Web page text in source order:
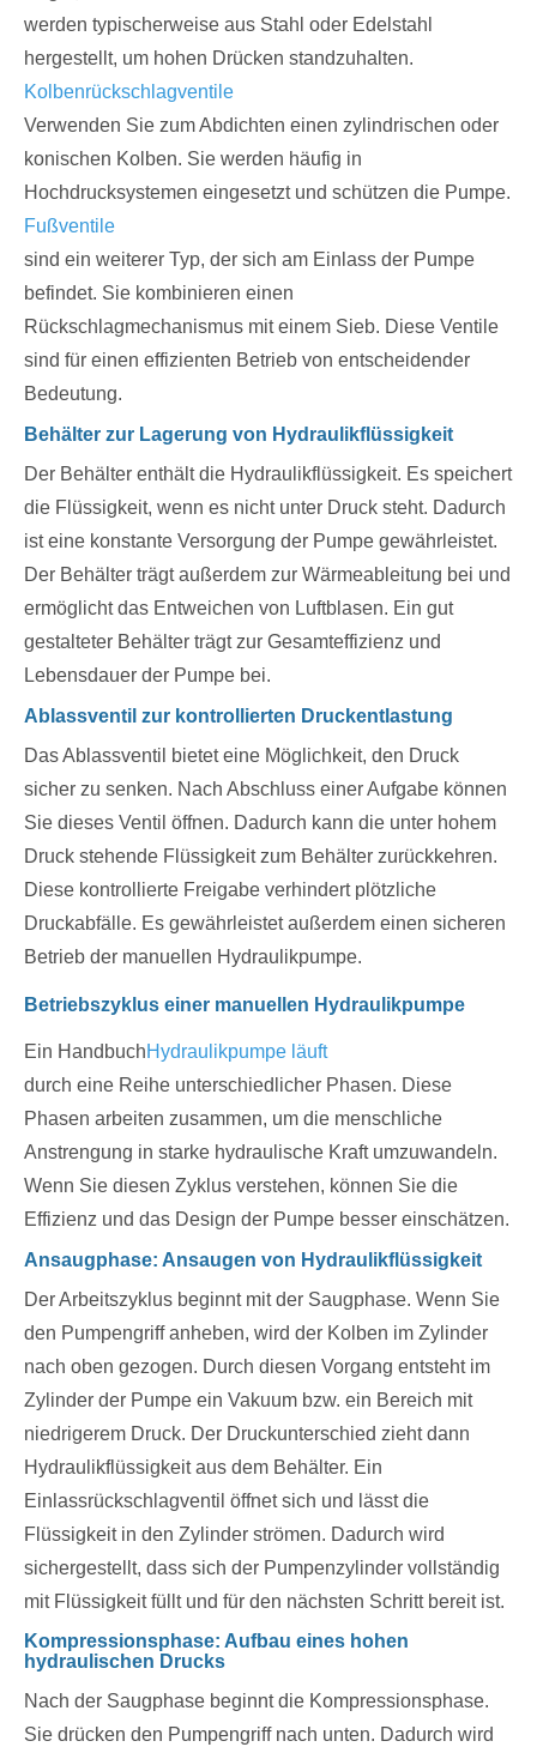
werden typischerweise aus Stahl oder Edelstahl
hergestellt, um hohen Drücken standzuhalten.
Kolbenrückschlagventile
Verwenden Sie zum Abdichten einen zylindrischen oder
konischen Kolben. Sie werden häufig in
Hochdrucksystemen eingesetzt und schützen die Pumpe.
Fußventile
sind ein weiterer Typ, der sich am Einlass der Pumpe
befindet. Sie kombinieren einen
Rückschlagmechanismus mit einem Sieb. Diese Ventile
sind für einen effizienten Betrieb von entscheidender
Bedeutung.
Behälter zur Lagerung von Hydraulikflüssigkeit
Der Behälter enthält die Hydraulikflüssigkeit. Es speichert
die Flüssigkeit, wenn es nicht unter Druck steht. Dadurch
ist eine konstante Versorgung der Pumpe gewährleistet.
Der Behälter trägt außerdem zur Wärmeableitung bei und
ermöglicht das Entweichen von Luftblasen. Ein gut
gestalteter Behälter trägt zur Gesamteffizienz und
Lebensdauer der Pumpe bei.
Ablassventil zur kontrollierten Druckentlastung
Das Ablassventil bietet eine Möglichkeit, den Druck
sicher zu senken. Nach Abschluss einer Aufgabe können
Sie dieses Ventil öffnen. Dadurch kann die unter hohem
Druck stehende Flüssigkeit zum Behälter zurückkehren.
Diese kontrollierte Freigabe verhindert plötzliche
Druckabfälle. Es gewährleistet außerdem einen sicheren
Betrieb der manuellen Hydraulikpumpe.
Betriebszyklus einer manuellen Hydraulikpumpe
Ein HandbuchHydraulikpumpe läuft
durch eine Reihe unterschiedlicher Phasen. Diese
Phasen arbeiten zusammen, um die menschliche
Anstrengung in starke hydraulische Kraft umzuwandeln.
Wenn Sie diesen Zyklus verstehen, können Sie die
Effizienz und das Design der Pumpe besser einschätzen.
Ansaugphase: Ansaugen von Hydraulikflüssigkeit
Der Arbeitszyklus beginnt mit der Saugphase. Wenn Sie
den Pumpengriff anheben, wird der Kolben im Zylinder
nach oben gezogen. Durch diesen Vorgang entsteht im
Zylinder der Pumpe ein Vakuum bzw. ein Bereich mit
niedrigerem Druck. Der Druckunterschied zieht dann
Hydraulikflüssigkeit aus dem Behälter. Ein
Einlassrückschlagventil öffnet sich und lässt die
Flüssigkeit in den Zylinder strömen. Dadurch wird
sichergestellt, dass sich der Pumpenzylinder vollständig
mit Flüssigkeit füllt und für den nächsten Schritt bereit ist.
Kompressionsphase: Aufbau eines hohen
hydraulischen Drucks
Nach der Saugphase beginnt die Kompressionsphase.
Sie drücken den Pumpengriff nach unten. Dadurch wird